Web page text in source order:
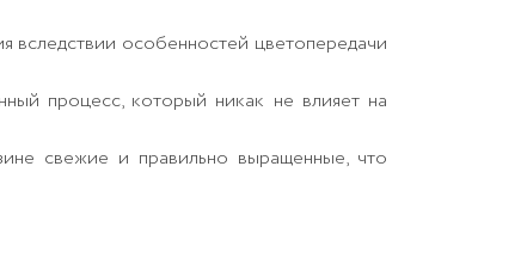
вследствии особенностей цветопередачи
процесс, который никак не влияет на
свежие и правильно выращенные, что